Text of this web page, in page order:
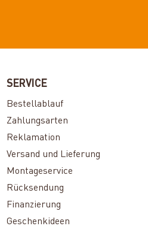
SERVICE
Bestellablauf
Zahlungsarten
Reklamation
Versand und Lieferung
Montageservice
Rücksendung
Finanzierung
Geschenkideen